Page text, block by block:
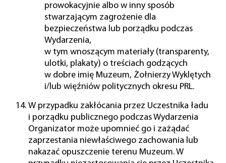
prowokacyjnie albo w inny sposób
stwarzającym zagrożenie dla
bezpieczeństwa lub porządku podczas
Wydarzenia,
w tym wnoszącym materiały (transparenty,
ulotki, plakaty) o treściach godzących
w dobre imię Muzeum, Żołnierzy Wyklętych
i/lub więźniów politycznych okresu PRL.
W przypadku zakłócania przez Uczestnika ładu
i porządku publicznego podczas Wydarzenia
Organizator może upomnieć go i zażądać
zaprzestania niewłaściwego zachowania lub
nakazać opuszczenie terenu Muzeum. W